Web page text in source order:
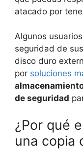
atacado por
Algunos
seguridad de
disco duro
por soluciones
de seguridad
¿Por qué
una copia